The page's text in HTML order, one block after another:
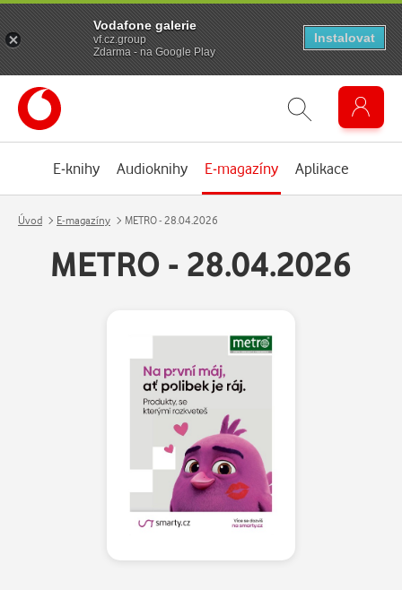
E-knihy Audioknihy E-magazíny Aplikace
Úvod E-magazíny METRO - 28.04.2026
METRO - 28.04.2026
Vodafone galerie
vf.cz.group
Zdarma - na Google Play
Instalovat